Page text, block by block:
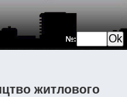
№:
житлового